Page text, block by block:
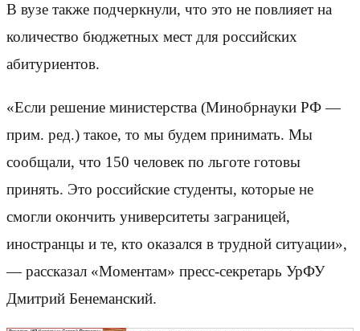
В вузе также подчеркнули, что это не повлияет на
количество бюджетных мест для российских
абитуриентов.
«Если решение министерства (Минобрнауки РФ —
прим. ред.) такое, то мы будем принимать. Мы
сообщали, что 150 человек по льготе готовы
принять. Это российские студенты, которые не
смогли окончить университеты заграницей,
иностранцы и те, кто оказался в трудной ситуации»,
— рассказал «Моментам» пресс-секретарь УрФУ
Дмитрий Бенеманский.